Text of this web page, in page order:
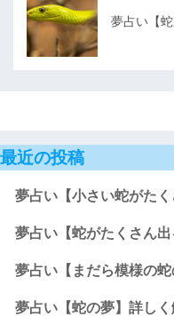
夢占い【
最近の投稿
夢占い【小さい蛇がた
夢占い【蛇がたくさん
夢占い【まだら模様の
夢占い【蛇の夢】詳し